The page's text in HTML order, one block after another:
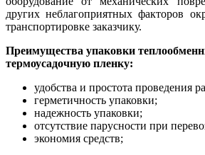
других неблагоприятных факторов
транспортировке заказчику.
Преимущества упаковки
термоусадочную пленку:
удобства и простота проведения
герметичность упаковки;
надежность упаковки;
отсутствие парусности при
экономия средств;